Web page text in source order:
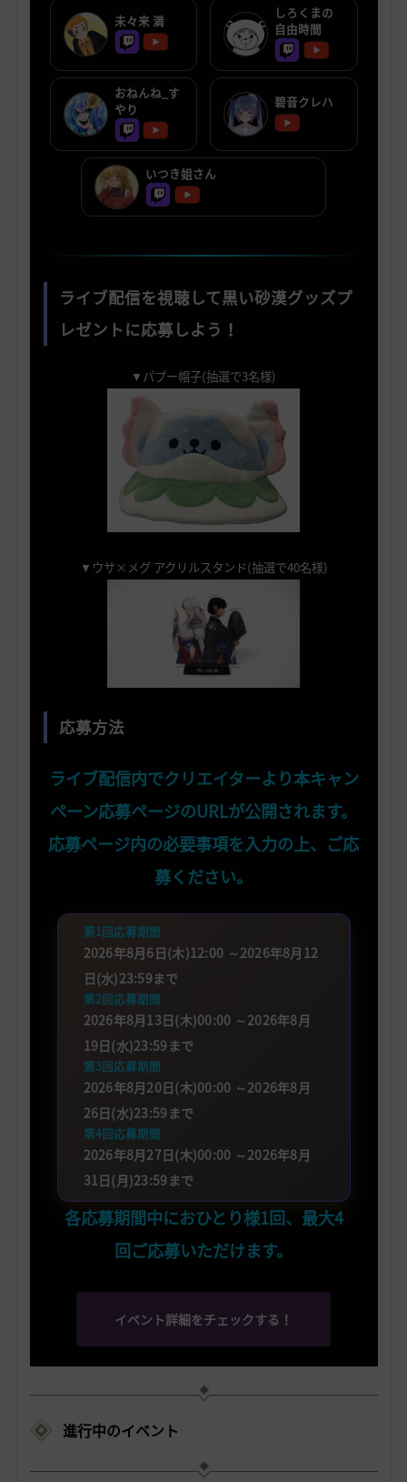
未々来 満
しろくまの
自由時間
おねんね_す
やり
碧音クレハ
いつき姐さん
ライブ配信を視聴して黒い砂漠グッズプ
レゼントに応募しよう！
▼パプー帽子(抽選で3名様)
▼ウサ×メグ アクリルスタンド(抽選で40名様)
応募方法
ライブ配信内でクリエイターより本キャン
ペーン応募ページのURLが公開されます。
応募ページ内の必要事項を入力の上、ご応
募ください。
第1回応募期間
2026年8月6日(木)12:00 ～2026年8月12
日(水)23:59まで
第2回応募期間
2026年8月13日(木)00:00 ～2026年8月
19日(水)23:59まで
第3回応募期間
2026年8月20日(木)00:00 ～2026年8月
26日(水)23:59まで
第4回応募期間
2026年8月27日(木)00:00 ～2026年8月
31日(月)23:59まで
各応募期間中におひとり様1回、最大4
回ご応募いただけます。
イベント詳細をチェックする！
進行中のイベント